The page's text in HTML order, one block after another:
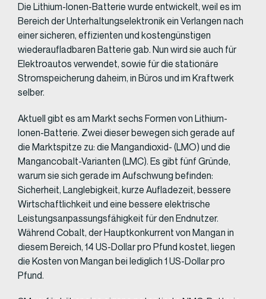
Die Lithium-Ionen-Batterie wurde entwickelt, weil es im
Bereich der Unterhaltungselektronik ein Verlangen nach
einer sicheren, effizienten und kostengünstigen
wiederaufladbaren Batterie gab. Nun wird sie auch für
Elektroautos verwendet, sowie für die stationäre
Stromspeicherung daheim, in Büros und im Kraftwerk
selber.
Aktuell gibt es am Markt sechs Formen von Lithium-
Ionen-Batterie. Zwei dieser bewegen sich gerade auf
die Marktspitze zu: die Mangandioxid- (LMO) und die
Mangancobalt-Varianten (LMC). Es gibt fünf Gründe,
warum sie sich gerade im Aufschwung befinden:
Sicherheit, Langlebigkeit, kurze Aufladezeit, bessere
Wirtschaftlichkeit und eine bessere elektrische
Leistungsanpassungsfähigkeit für den Endnutzer.
Während Cobalt, der Hauptkonkurrent von Mangan in
diesem Bereich, 14 US-Dollar pro Pfund kostet, liegen
die Kosten von Mangan bei lediglich 1 US-Dollar pro
Pfund.